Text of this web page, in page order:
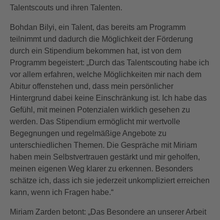
Talentscouts und ihren Talenten.
Bohdan Bilyi, ein Talent, das bereits am Programm
teilnimmt und dadurch die Möglichkeit der Förderung
durch ein Stipendium bekommen hat, ist von dem
Programm begeistert: „Durch das Talentscouting habe ich
vor allem erfahren, welche Möglichkeiten mir nach dem
Abitur offenstehen und, dass mein persönlicher
Hintergrund dabei keine Einschränkung ist. Ich habe das
Gefühl, mit meinen Potenzialen wirklich gesehen zu
werden. Das Stipendium ermöglicht mir wertvolle
Begegnungen und regelmäßige Angebote zu
unterschiedlichen Themen. Die Gespräche mit Miriam
haben mein Selbstvertrauen gestärkt und mir geholfen,
meinen eigenen Weg klarer zu erkennen. Besonders
schätze ich, dass ich sie jederzeit unkompliziert erreichen
kann, wenn ich Fragen habe.“
Miriam Zarden betont: „Das Besondere an unserer Arbeit